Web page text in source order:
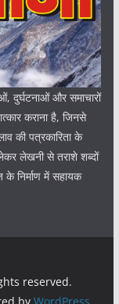
दुर्घटनाओं और समाचारों
कराना है, जिनसे
की पत्रकारिता के
लेखनी से तराशे शब्दों
निर्माण में सहायक
reserved.
by WordPress